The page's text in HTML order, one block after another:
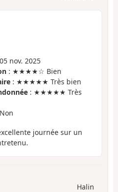
nov. 2025
: ★★★★☆ Bien
: ★★★★★ Très bien
: ★★★★★ Très
journée sur un
Halin